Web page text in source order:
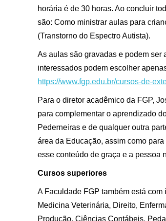
horária é de 30 horas. Ao concluir
são: Como ministrar aulas para
(Transtorno do Espectro Autista).
As aulas são gravadas e podem ser
interessados podem escolher
https://www.fgp.edu.br/cursos-de-
Para o diretor acadêmico da FGP,
para complementar o aprendizado
Pederneiras e de qualquer outra
área da Educação, assim como
esse conteúdo de graça e a pessoa
Cursos superiores
A Faculdade FGP também está
Medicina Veterinária, Direito,
Produção, Ciências Contábeis,